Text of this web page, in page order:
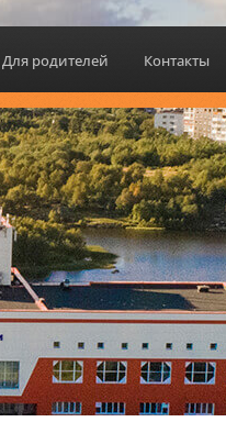
Для родителей Контакты